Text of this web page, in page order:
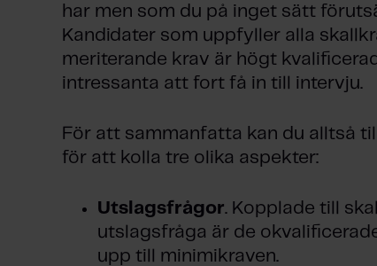
har men som du på inget sätt
Kandidater som uppfyller alla
meriterande krav är högt
intressanta att fort få in till intervju.
För att sammanfatta kan du alltså
för att kolla tre olika aspekter:
Utslagsfrågor. Kopplade till
utslagsfråga är de
upp till minimikraven.